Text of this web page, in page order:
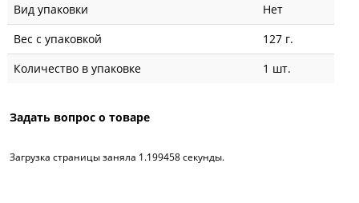
Вид упаковки
Нет
Вес с упаковкой
127 г.
Количество в упаковке
1 шт.
Задать вопрос о товаре
Загрузка страницы заняла 1.199458 секунды.